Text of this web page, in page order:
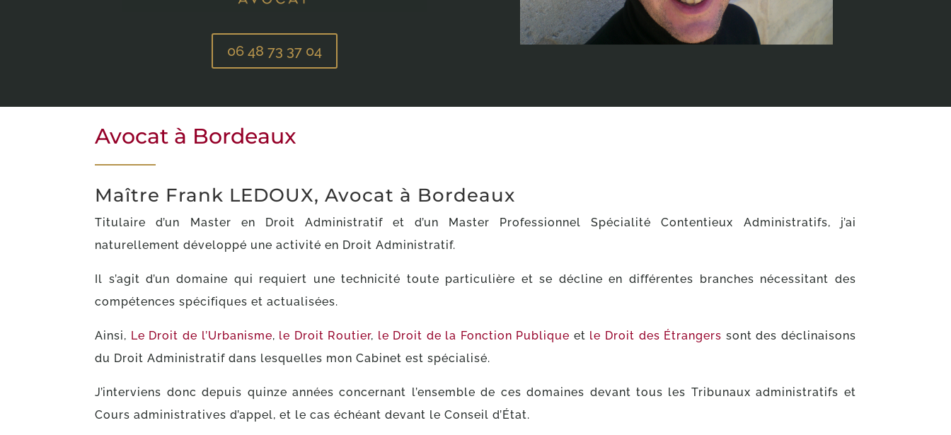
06 48 73 37 04
Avocat à Bordeaux
Maître Frank LEDOUX, Avocat à Bordeaux
Titulaire d’un Master en Droit Administratif et d’un Master Professionnel Spécialité Contentieux Administratifs, j’ai
naturellement développé une activité en Droit Administratif.
Il s’agit d’un domaine qui requiert une technicité toute particulière et se décline en différentes branches nécessitant des
compétences spécifiques et actualisées.
Ainsi, Le Droit de l’Urbanisme, le Droit Routier, le Droit de la Fonction Publique et le Droit des Étrangers sont des déclinaisons
du Droit Administratif dans lesquelles mon Cabinet est spécialisé.
J’interviens donc depuis quinze années concernant l’ensemble de ces domaines devant tous les Tribunaux administratifs et
Cours administratives d’appel, et le cas échéant devant le Conseil d’État.